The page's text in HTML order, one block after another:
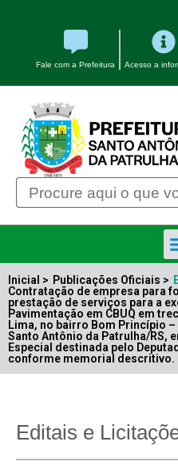
Fale com a Prefeitura Acesso a
Inicial > Publicações Oficiais >
Contratação de empresa para
prestação de serviços para a
Pavimentação em CBUQ em
Lima, no bairro Bom Princípio
Santo Antônio da Patrulha/RS,
Especial destinada pelo
conforme memorial descritivo.
Editais e